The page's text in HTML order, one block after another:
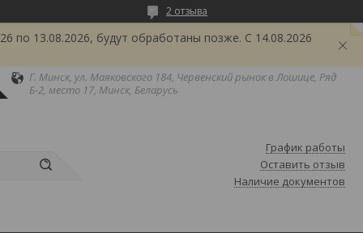
2 отзыва
по 13.08.2026, будут обработаны позже. С 14.08.2026
Г. Минск, ул. Маяковского 184, Червенский рынок в Лошице, Ряд
Б-2, место 17, Минск, Беларусь
График работы
Оставить отзыв
Наличие документов